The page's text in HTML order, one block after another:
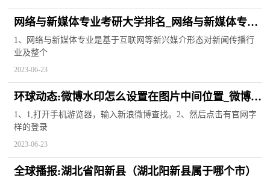
网络与新媒体专业考研大学排名_网络与新媒体专业
考研|百事通
1、网络与新媒体专业是基于互联网等新兴媒介形态对新闻传播行
业及整个
2023-06-23
环球动态:微博水印怎么设置在图片中间位置_微博水
印怎么设置
1、1,打开手机游览器，输入新浪微博查找。2、然后点击有官网字
样的登录
2023-06-23
全球播报:湖北省阳新县（湖北阳新县属于哪个市）